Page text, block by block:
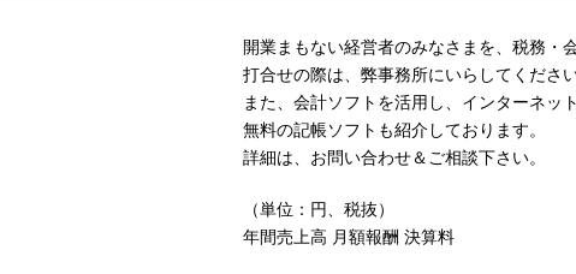
開業まもない経営者のみなさまを、税務・
打合せの際は、弊事務所にいらしてください
また、会計ソフトを活用し、インターネッ
無料の記帳ソフトも紹介しております。
詳細は、お問い合わせ＆ご相談下さい。
（単位：円、税抜）
年間売上高 月額報酬 決算料